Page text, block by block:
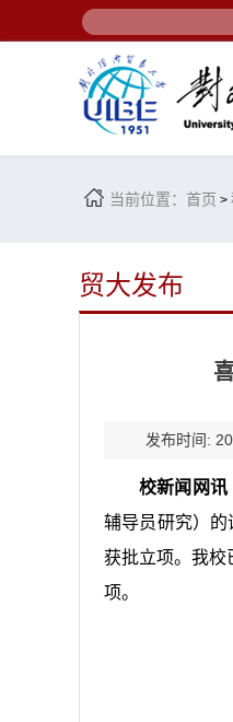
当前位置： 首页 >
贸大发布
发布时间:
校新闻网讯
辅导员研究）的
获批立项。我校
项。